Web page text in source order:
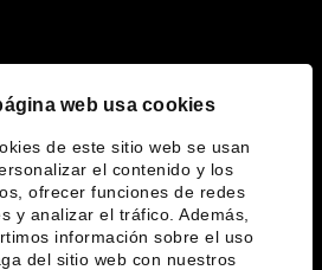
web usa cookies
de este sitio web se usan
el contenido y los
ofrecer funciones de redes
y analizar el tráfico. Además,
información sobre el uso
del sitio web con nuestros